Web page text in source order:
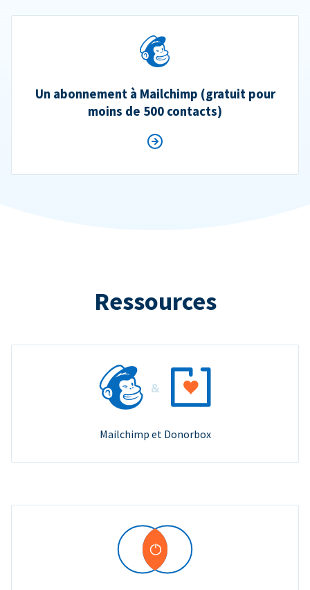
Un abonnement à Mailchimp (gratuit pour
moins de 500 contacts)
Ressources
Mailchimp et Donorbox